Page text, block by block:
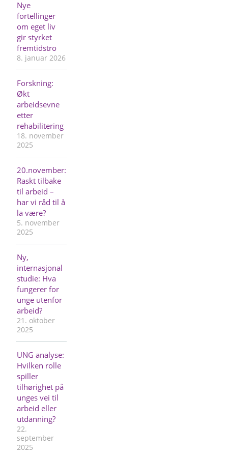
Nye
fortellinger
om eget liv
gir styrket
fremtidstro
8. januar 2026
Forskning:
Økt
arbeidsevne
etter
rehabilitering
18. november
2025
20.november:
Raskt tilbake
til arbeid –
har vi råd til å
la være?
5. november
2025
Ny,
internasjonal
studie: Hva
fungerer for
unge utenfor
arbeid?
21. oktober
2025
UNG analyse:
Hvilken rolle
spiller
tilhørighet på
unges vei til
arbeid eller
utdanning?
22.
september
2025